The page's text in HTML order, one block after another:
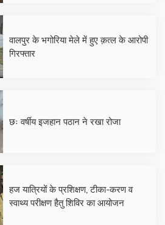
वालपुर के भगोरिया मेले में हुए क़त्ल के आरोपी
गिरफ्तार
छः वर्षीय इजहान पठान ने रखा रोजा
हज यात्रियों के प्रशिक्षण, टीका-करण व
स्वाथ्य परीक्षण हैतु शिविर का आयोजन